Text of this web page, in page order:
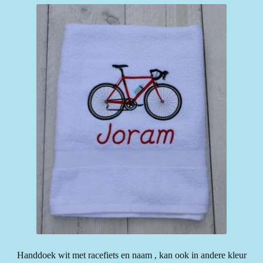
Handdoek wit met racefiets en naam , kan ook in andere kleur